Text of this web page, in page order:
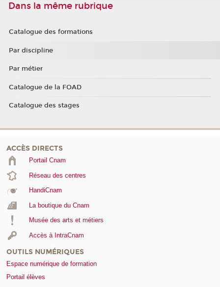
Dans la même rubrique
Catalogue des formations
Par discipline
Par métier
Catalogue de la FOAD
Catalogue des stages
ACCÈS DIRECTS
Portail Cnam
Réseau des centres
HandiCnam
La boutique du Cnam
Musée des arts et métiers
Accès à IntraCnam
OUTILS NUMÉRIQUES
Espace numérique de formation
Portail élèves